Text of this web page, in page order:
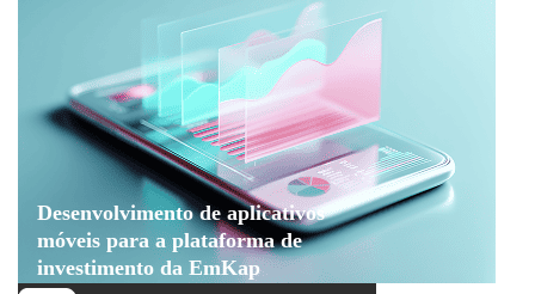
Desenvolvimento de aplicativos
móveis para a plataforma de
investimento da EmKap